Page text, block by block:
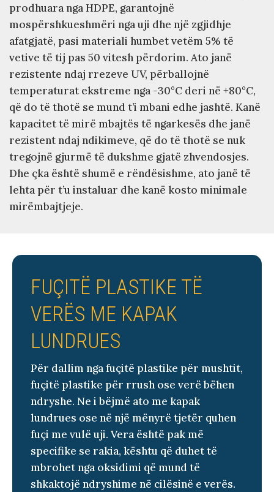
prodhuara nga HDPE, garantojnë
mospërshkueshmëri nga uji dhe një zgjidhje
afatgjatë, pasi materiali humbet vetëm 5% të
vetive të tij pas 50 vitesh përdorim. Ato janë
rezistente ndaj rrezeve UV, përballojnë
temperaturat ekstreme nga -30°C deri në +80°C,
që do të thotë se mund t’i mbani edhe jashtë. Kanë
kapacitet të mirë mbajtës të ngarkesës dhe janë
rezistent ndaj ndikimeve, që do të thotë se nuk
tregojnë gjurmë të dukshme gjatë zhvendosjes.
Dhe çka është shumë e rëndësishme, ato janë të
lehta për t’u instaluar dhe kanë kosto minimale
mirëmbajtjeje.
FUÇITË PLASTIKE TË
VERËS ME KAPAK
LUNDRUES
Për dallim nga fuçitë plastike për mushtit,
fuçitë plastike për rrush ose verë bëhen
ndryshe. Ne i bëjmë ato me kapak
lundrues ose në një mënyrë tjetër quhen
fuçi me vulë uji. Vera është pak më
specifike se rakia, kështu që duhet të
mbrohet nga oksidimi që mund të
shkaktojë ndryshime në cilësinë e verës.